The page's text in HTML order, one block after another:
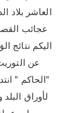
عجائب
عن
"الحاكم "
لأوراق